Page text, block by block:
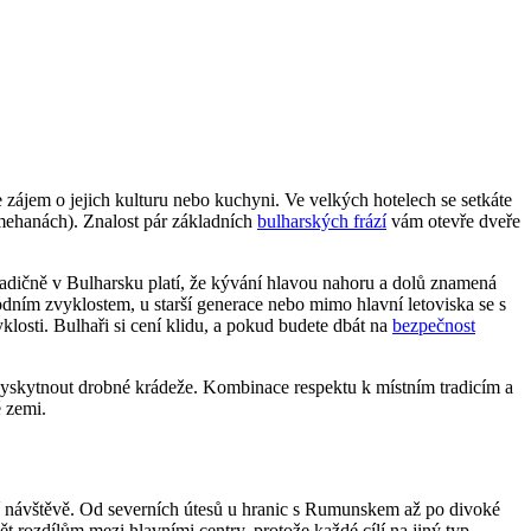
o jejich kulturu nebo kuchyni. Ve velkých hotelech se setkáte
Znalost pár základních bulharských frázívám otevře dveře
v Bulharsku platí, že kývání hlavou nahoru a dolů znamená
zvyklostem, u starší generace nebo mimo hlavní letoviska se s
Bulhaři si cení klidu, a pokud budete dbát na bezpečnost
drobné krádeže. Kombinace respektu k místním tradicím a
zemi.
Od severních útesů u hranic s Rumunskem až po divoké